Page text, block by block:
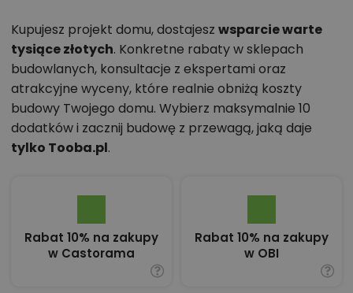
Kupujesz projekt domu, dostajesz wsparcie warte
tysiące złotych. Konkretne rabaty w sklepach
budowlanych, konsultacje z ekspertami oraz
atrakcyjne wyceny, które realnie obniżą koszty
budowy Twojego domu. Wybierz maksymalnie 10
dodatków i zacznij budowę z przewagą, jaką daje
tylko Tooba.pl.
Rabat 10% na zakupy
w Castorama
Rabat 10% na zakupy
w OBI